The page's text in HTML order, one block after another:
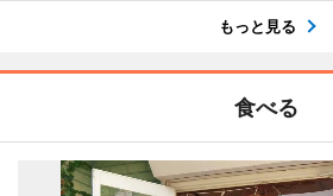
もっと見る
食べる